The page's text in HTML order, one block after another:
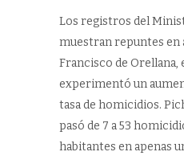
Los registros del
muestran repuntes en
Francisco de Orellana,
experimentó un
tasa de homicidios.
pasó de 7 a 53
habitantes en apenas